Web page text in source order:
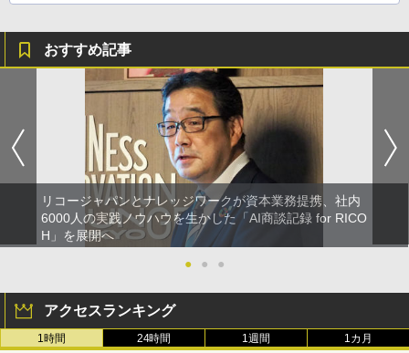
おすすめ記事
リコージャパンとナレッジワークが資本業務提携、社内
6000人の実践ノウハウを生かした「AI商談記録 for RICO
H」を展開へ
●
● ●
アクセスランキング
1時間 24時間 1週間 1カ月